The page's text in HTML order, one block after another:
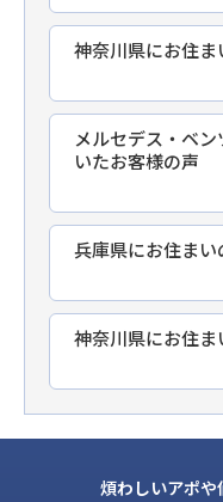
神奈川県にお住ま
メルセデス・ベ
いたお客様の声
兵庫県にお住まい
神奈川県にお住ま
煩わしいアポ